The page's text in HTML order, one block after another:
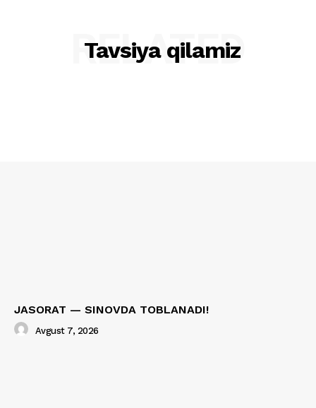
Tavsiya qilamiz
RELATED
JASORAT — SINOVDA TOBLANADI!
Avgust 7, 2026